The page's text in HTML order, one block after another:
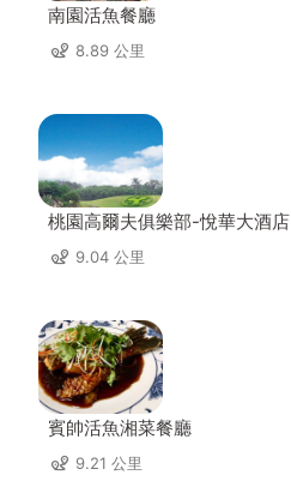
南園活魚餐廳
8.89 公里
桃園高爾夫俱樂部-悅華大酒店
9.04 公里
賓帥活魚湘菜餐廳
9.21 公里